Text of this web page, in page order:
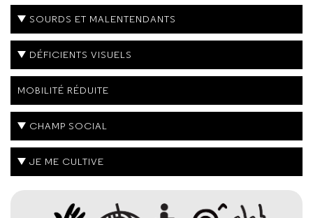
SOURDS ET MALENTENDANTS
DÉFICIENTS VISUELS
MOBILITÉ RÉDUITE
CHAMP SOCIAL
JE ME CULTIVE